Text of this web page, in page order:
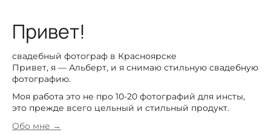
Привет!
свадебный фотограф в Красноярске
Привет, я — Альберт, и я снимаю стильную свадебную
фотографию.
Моя работа это не про 10-20 фотографий для инсты,
это прежде всего цельный и стильный продукт.
Обо мне →